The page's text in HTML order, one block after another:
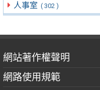
人事室 ( 302 )
網站著作權聲明
網路使用規範